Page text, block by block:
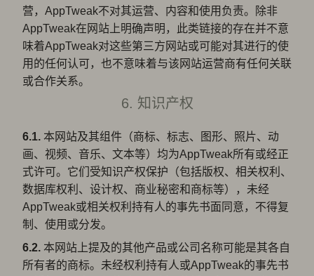
营，AppTweak不对其运营、内容和使用负责。除非
AppTweak在网站上明确声明，此类链接的存在并不意
味着AppTweak对这些第三方网站或可能对其进行的使
用的任何认可，也不意味着与该网站运营商有任何关联
或合作关系。
6. 知识产权
6.1. 本网站及其组件（商标、标志、图形、照片、动
画、视频、音乐、文本等）均为AppTweak所有或经正
式许可。它们受知识产权保护（包括版权、相关权利、
数据库权利、设计权、商业秘密和商标等），未经
AppTweak或相关权利持有人的事先书面同意，不得复
制、使用或分发。
6.2. 本网站上提及的其他产品或公司名称可能是其各自
所有者的商标。未经权利持有人或AppTweak的事先书